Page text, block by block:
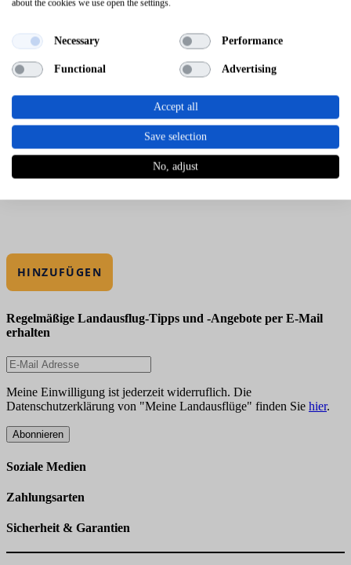
HINZUFÜGEN
Regelmäßige Landausflug-Tipps und -Angebote per E-Mail
erhalten
Meine Einwilligung ist jederzeit widerruflich. Die
Datenschutzerklärung von "Meine Landausflüge" finden Sie hier.
Abonnieren
Soziale Medien
Zahlungsarten
Sicherheit & Garantien
about the cookies we use open the settings.
Necessary Performance
Functional Advertising
Accept all
Save selection
No, adjust